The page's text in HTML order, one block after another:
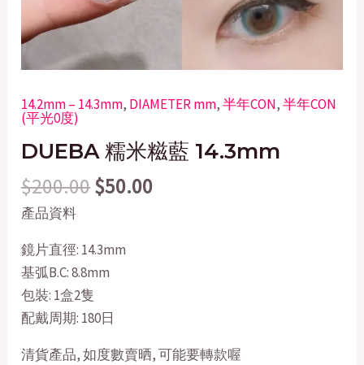
14.2mm – 14.3mm, DIAMETER mm,半年CON,半年CON
(平光0度)
DUEBA 糯米糍藍 14.3mm
$200.00$50.00
產品資料
鏡片直徑: 14.3mm
基弧B.C: 8.8mm
包裝: 1盒2隻
配戴周期: 180日
清貨產品, 如度數賣晒, 可能要轉款喔